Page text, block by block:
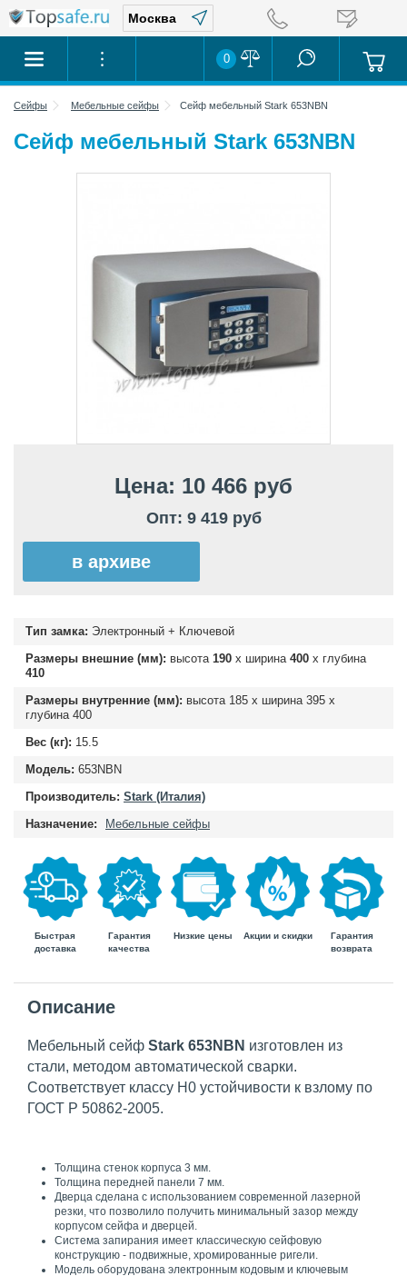
0
Сейфы Мебельные сейфы Сейф мебельный Stark 653NBN
Сейф мебельный Stark 653NBN
Цена: 10 466 руб
Опт: 9 419 руб
в архиве
Тип замка: Электронный + Ключевой
Размеры внешние (мм): высота 190 х ширина 400 х глубина
410
Размеры внутренние (мм): высота 185 х ширина 395 х
глубина 400
Вес (кг): 15.5
Модель: 653NBN
Производитель: Stark (Италия)
Назначение:
Мебельные сейфы
Быстрая
доставка
Гарантия
качества
Низкие цены Акции и скидки
Гарантия
возврата
Описание
Мебельный сейф Stark 653NBN изготовлен из
стали, методом автоматической сварки.
Соответствует классу Н0 устойчивости к взлому по
ГОСТ Р 50862-2005.
Толщина стенок корпуса 3 мм.
Толщина передней панели 7 мм.
Дверца сделана с использованием современной лазерной
резки, что позволило получить минимальный зазор между
корпусом сейфа и дверцей.
Система запирания имеет классическую сейфовую
конструкцию - подвижные, хромированные ригели.
Модель оборудована электронным кодовым и ключевым